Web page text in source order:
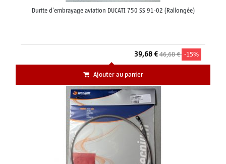
Durite d'embrayage aviation DUCATI 750 SS 91-02 (Rallongée)
39,68 €46,68 € -15%
Ajouter au panier